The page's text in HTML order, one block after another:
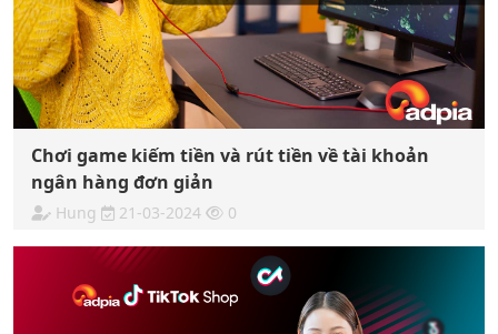
Chơi game kiếm tiền và rút tiền về tài khoản
ngân hàng đơn giản
Hung 21-03-2024 0